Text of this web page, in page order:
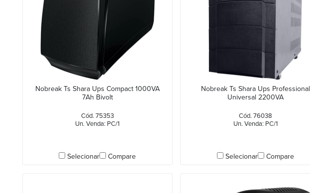
Nobreak Ts Shara Ups Compact 1000VA
7Ah Bivolt
Cód. 75353
Un. Venda: PC/1
Selecionar Compare
Nobreak Ts Shara Ups Professional
Universal 2200VA
Cód. 76038
Un. Venda: PC/1
Selecionar Compare